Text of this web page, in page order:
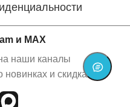
и MAX
наши каналы
и скидках